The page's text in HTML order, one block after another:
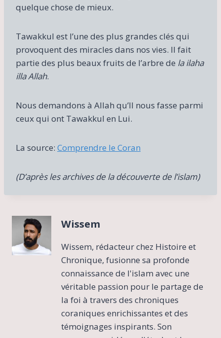
quelque chose de mieux.
Tawakkul est l’une des plus grandes clés qui
provoquent des miracles dans nos vies. Il fait
partie des plus beaux fruits de l’arbre de la ilaha
illa Allah.
Nous demandons à Allah qu’Il nous fasse parmi
ceux qui ont Tawakkul en Lui.
La source: Comprendre le Coran
(D’après les archives de la découverte de l’islam)
Wissem
Wissem, rédacteur chez Histoire et
Chronique, fusionne sa profonde
connaissance de l'islam avec une
véritable passion pour le partage de
la foi à travers des chroniques
coraniques enrichissantes et des
témoignages inspirants. Son